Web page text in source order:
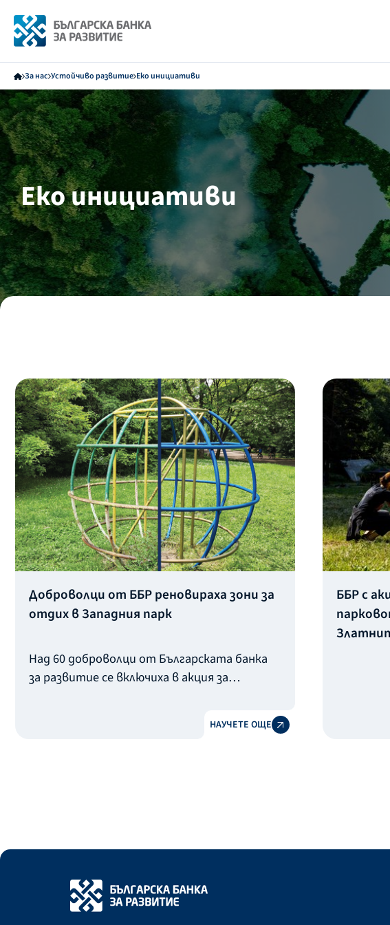
За нас Устойчиво развитие Еко инициативи
Еко инициативи
Доброволци от ББР реновираха зони за
отдих в Западния парк
Над 60 доброволци от Българската банка
за развитие се включиха в акция за
Лесопаркът е популярен като „старата
на над 20 пейки и маси за почивка, боядисаха
НАУЧЕТЕ ОЩЕ
ББР с